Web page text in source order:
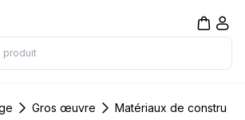
Gros œuvre Matériaux de